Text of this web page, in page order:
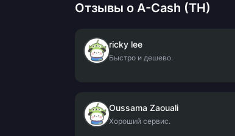
Отзывы о A-Cash (TH)
ricky lee
Быстро и дешево.
Oussama Zaouali
Хороший сервис.